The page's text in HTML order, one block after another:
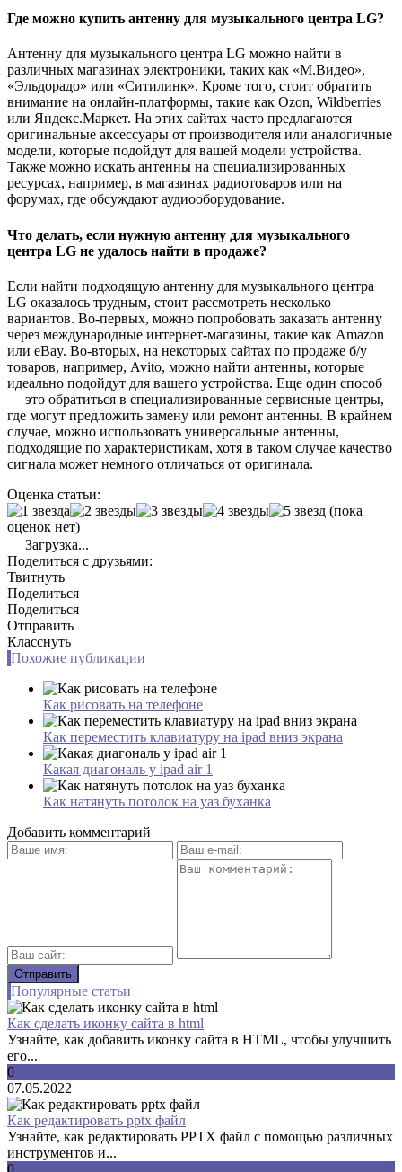
Где можно купить антенну для музыкального центра LG?
Антенну для музыкального центра LG можно найти в
различных магазинах электроники, таких как «М.Видео»,
«Эльдорадо» или «Ситилинк». Кроме того, стоит обратить
внимание на онлайн-платформы, такие как Ozon, Wildberries
или Яндекс.Маркет. На этих сайтах часто предлагаются
оригинальные аксессуары от производителя или аналогичные
модели, которые подойдут для вашей модели устройства.
Также можно искать антенны на специализированных
ресурсах, например, в магазинах радиотоваров или на
форумах, где обсуждают аудиооборудование.
Что делать, если нужную антенну для музыкального
центра LG не удалось найти в продаже?
Если найти подходящую антенну для музыкального центра
LG оказалось трудным, стоит рассмотреть несколько
вариантов. Во-первых, можно попробовать заказать антенну
через международные интернет-магазины, такие как Amazon
или eBay. Во-вторых, на некоторых сайтах по продаже б/у
товаров, например, Avito, можно найти антенны, которые
идеально подойдут для вашего устройства. Еще один способ
— это обратиться в специализированные сервисные центры,
где могут предложить замену или ремонт антенны. В крайнем
случае, можно использовать универсальные антенны,
подходящие по характеристикам, хотя в таком случае качество
сигнала может немного отличаться от оригинала.
Оценка статьи:
(пока
оценок нет)
Загрузка...
Поделиться с друзьями:
Твитнуть
Поделиться
Поделиться
Отправить
Класснуть
Похожие публикации
Как рисовать на телефоне
Как переместить клавиатуру на ipad вниз экрана
Какая диагональ у ipad air 1
Как натянуть потолок на уаз буханка
Добавить комментарий
Популярные статьи
Как сделать иконку сайта в html
Узнайте, как добавить иконку сайта в HTML, чтобы улучшить
его...
0
07.05.2022
Как редактировать pptx файл
Узнайте, как редактировать PPTX файл с помощью различных
инструментов и...
0